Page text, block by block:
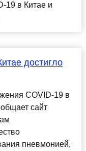
19 в Китае и
достигло
COVID-19 в
сайт
пневмонией,